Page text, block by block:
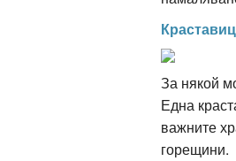
За някой
Една
важните
горещини.